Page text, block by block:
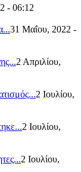
- 06:12
31 Μαΐου, 2022 -
2 Απριλίου,
2 Ιουλίου,
2 Ιουλίου,
2 Ιουλίου,